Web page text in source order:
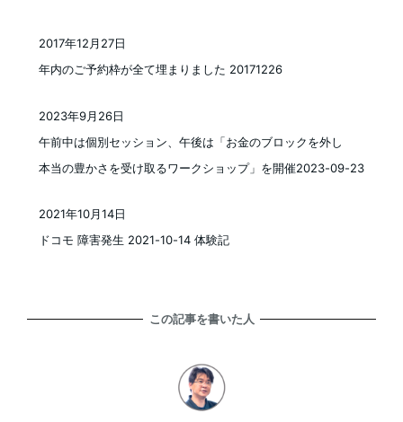
年内のご予約枠が全て埋まりました 20171226
2017年12月27日
午前中は個別セッション、午後は「お金のブロックを外し
本当の豊かさを受け取るワークショップ」を開催2023-09-23
2023年9月26日
ドコモ 障害発生 2021-10-14 体験記
2021年10月14日
この記事を書いた人